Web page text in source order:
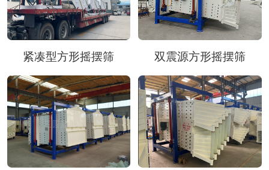
紧凑型方形摇摆筛 双震源方形摇摆筛